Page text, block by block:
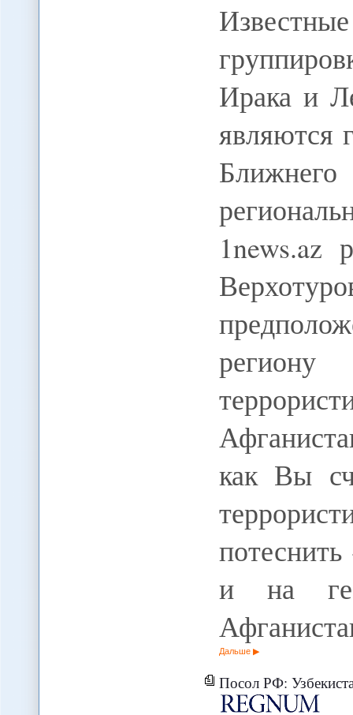
Ирака и
являются
1news.az
как Вы
и на
Дальше
Посол РФ: